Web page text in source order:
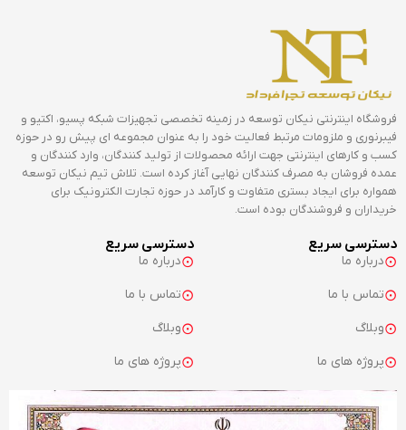
فروشگاه اینترنتی نیکان توسعه در زمینه تخصصی تجهیزات شبکه پسیو، اکتیو و
فیبرنوری و ملزومات مرتبط فعالیت خود را به عنوان مجموعه ای پیش رو در حوزه
کسب و کارهای اینترنتی جهت ارائه محصولات از تولید کنندگان، وارد کنندگان و
عمده فروشان به مصرف کنندگان نهایی آغاز کرده است. تلاش تیم نیکان توسعه
همواره برای ایجاد بستری متفاوت و کارآمد در حوزه تجارت الکترونیک برای
خریداران و فروشندگان بوده است.
دسترسی سریع
درباره ما
تماس با ما
وبلاگ
پروژه های ما
دسترسی سریع
درباره ما
تماس با ما
وبلاگ
پروژه های ما